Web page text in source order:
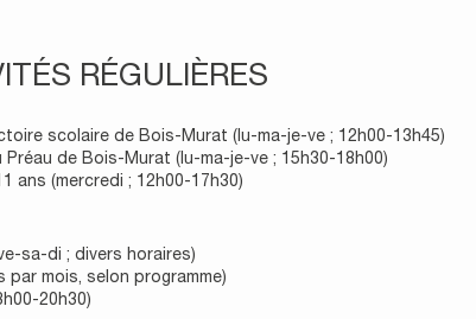
RÉGULIÈRES
scolaire de Bois-Murat (lu-ma-je-ve ; 12h00-13h45)
de Bois-Murat (lu-ma-je-ve ; 15h30-18h00)
ans (mercredi ; 12h00-17h30)
sa-di ; divers horaires)
par mois, selon programme)
20h30)